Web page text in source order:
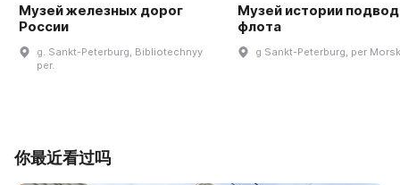
Музей железных дорог
России
g. Sankt-Peterburg, Bibliotechnyy
per.
Музей истории
флота
g Sankt-Peterburg, per
你最近看过吗